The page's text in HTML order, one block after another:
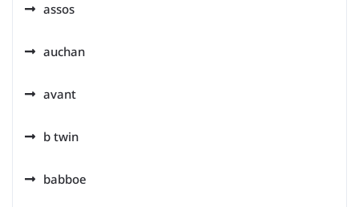
assos
auchan
avant
b twin
babboe